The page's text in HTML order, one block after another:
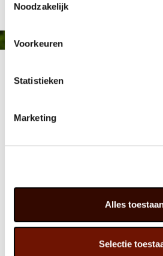
Noodzakelijk
Voorkeuren
Statistieken
Marketing
Alles
Selectie
MEMBER OF